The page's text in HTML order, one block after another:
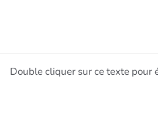
Double cliquer sur ce texte pour